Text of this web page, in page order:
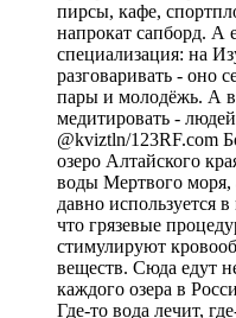
пирсы, кафе,
напрокат сапборд. А
специализация: на
разговаривать - оно
пары и молодёжь. А
медитировать -
@kviztln/123RF.com
озеро Алтайского
воды Мертвого моря,
давно используется
что грязевые
стимулируют
веществ. Сюда едут
каждого озера в
Где-то вода лечит,